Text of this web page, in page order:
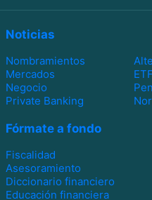
Noticias
Nombramientos
Mercados
ETF
Negocio
Private Banking
Fórmate a fondo
Fiscalidad
Asesoramiento
Diccionario financiero
Educación financiera